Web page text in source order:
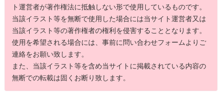
ト運営者が著作権法に抵触しない形で使用しているものです。
当該イラスト等を無断で使用した場合には当サイト運営者又は
当該イラスト等の著作権者の権利を侵害することとなります。
使用を希望される場合には、事前に問い合わせフォームよりご
連絡をお願い致します。
また、当該イラスト等を含め当サイトに掲載されている内容の
無断での転載は固くお断り致します。